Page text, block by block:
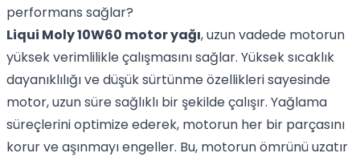
performans sağlar?
Liqui Moly 10W60 motor yağı, uzun vadede motorun
yüksek verimlilikle çalışmasını sağlar. Yüksek sıcaklık
dayanıklılığı ve düşük sürtünme özellikleri sayesinde
motor, uzun süre sağlıklı bir şekilde çalışır. Yağlama
süreçlerini optimize ederek, motorun her bir parçasını
korur ve aşınmayı engeller. Bu, motorun ömrünü uzatır